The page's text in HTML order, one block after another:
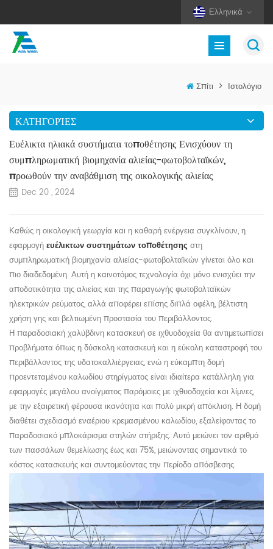
Ελληνικά
Σπίτι > Ιστολόγιο
ΚΑΤΗΓΟΡΊΕΣ
Ευέλικτα ηλιακά συστήματα τοποθέτησης Ενισχύουν τη
συμπληρωματική βιομηχανία αλιείας-φωτοβολταϊκών,
προωθούν την αναβάθμιση της οικολογικής αλιείας
Dec 20 , 2024
Καθώς η οικολογική γεωργία και η καθαρή ενέργεια συγκλίνουν,η
εφαρμογήευέλικτων συστημάτων τοποθέτησηςστη
συμπληρωματική βιομηχανία αλιείας-φωτοβολταϊκών γίνεται όλο και
πιο διαδεδομένη. Αυτή η καινοτόμος τεχνολογία όχι μόνο ενισχύει την
αποδοτικότητα της αλιείας και της παραγωγής φωτοβολταϊκών
ηλεκτρικών ρεύματος, αλλά αποφέρει επίσης διπλά οφέλη, βέλτιστη
χρήση γης και βελτιωμένη προστασία του περιβάλλοντος.
Η παραδοσιακή χαλύβδινη κατασκευή σε ιχθυοδοχεία θα αντιμετωπίσει
προβλήματα όπως η δύσκολη κατασκευή και η εύκολη καταστροφή του
περιβάλλοντος της υδατοκαλλιέργειας, ενώ η εύκαμπτη δομή
προεντεταμένου καλωδίου στηρίγματος είναι ιδιαίτερα κατάλληλη για
εφαρμογές μεγάλου ανοίγματος παρόμοιες με ιχθυοδοχεία και λίμνες,
με την εξαιρετική φέρουσα ικανότητα και πολύ μικρή απόκλιση. Η δομή
διαθέτει σχεδιασμό εναέριου κρεμασμένου καλωδίου, εξαλείφοντας το
παραδοσιακό μπλοκάρισμα στηλών στήριξης. Αυτό μειώνει τον αριθμό
των πασσάλων θεμελίωσης έως και 75%, μειώνοντας σημαντικά το
κόστος κατασκευής και συντομεύοντας την περίοδο απόσβεσης.